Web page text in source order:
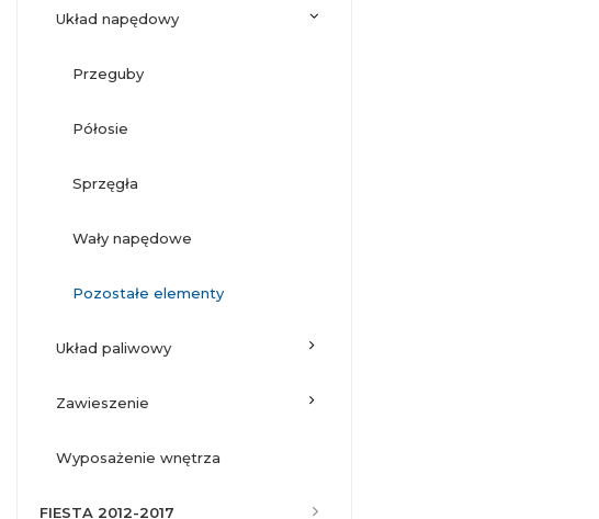
układ napędowy
przeguby
półosie
sprzęgła
wały napędowe
pozostałe elementy
układ paliwowy
zawieszenie
wyposażenie wnętrza
FIESTA 2012-2017